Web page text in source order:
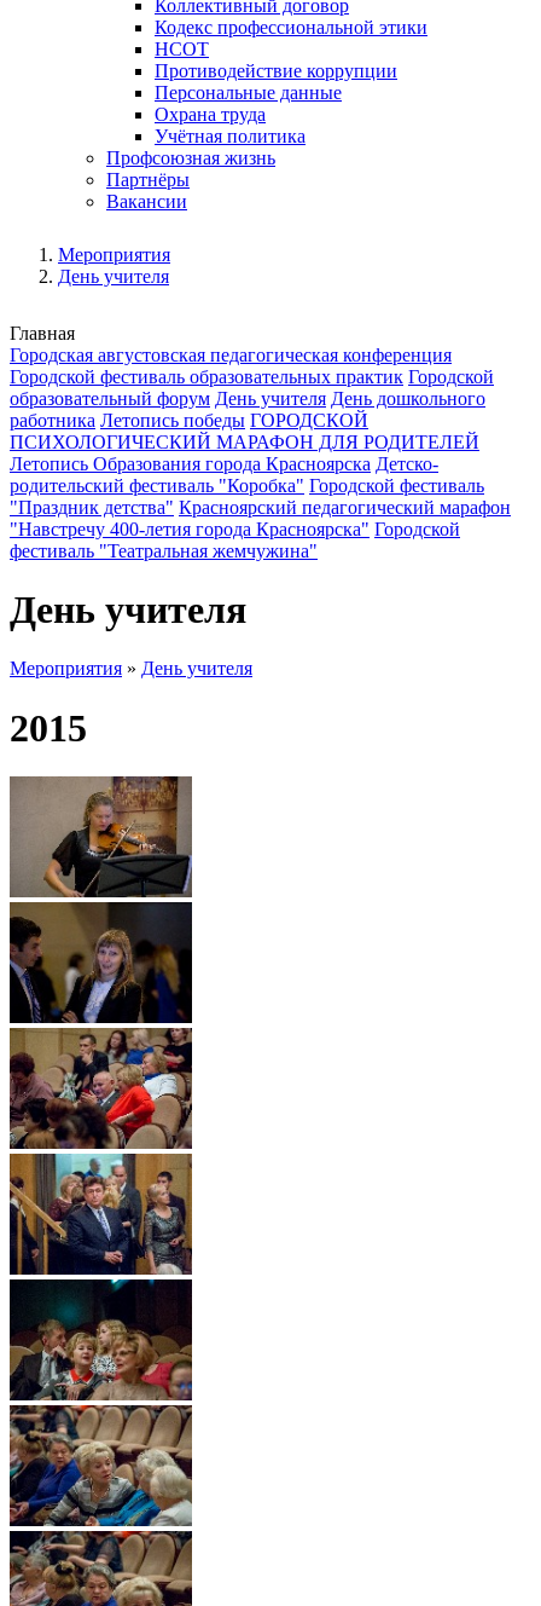
Коллективный договор
Кодекс профессиональной этики
НСОТ
Противодействие коррупции
Персональные данные
Охрана труда
Учётная политика
Профсоюзная жизнь
Партнёры
Вакансии
Мероприятия
День учителя
Главная
Городская августовская педагогическая конференция
Городской фестиваль образовательных практик Городской
образовательный форум День учителя День дошкольного
работника Летопись победы ГОРОДСКОЙ
ПСИХОЛОГИЧЕСКИЙ МАРАФОН ДЛЯ РОДИТЕЛЕЙ
Летопись Образования города Красноярска Детско-
родительский фестиваль "Коробка" Городской фестиваль
"Праздник детства" Красноярский педагогический марафон
"Навстречу 400-летия города Красноярска" Городской
фестиваль "Театральная жемчужина"
День учителя
Мероприятия » День учителя
2015